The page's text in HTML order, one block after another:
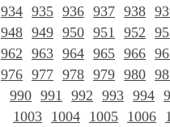
934 935 936 937 938
948 949 950 951 952
962 963 964 965 966
976 977 978 979 980
990 991 992 993 994
1003 1004 1005 1006